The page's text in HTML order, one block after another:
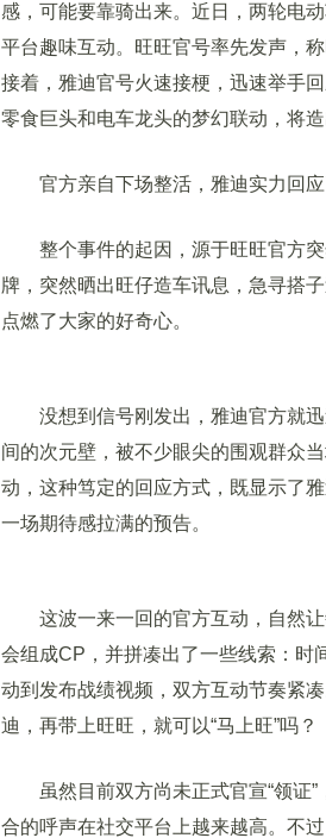
感，可能要靠骑出来。近日，两轮电
平台趣味互动。旺旺官号率先发声，
接着，雅迪官号火速接梗，迅速举手
零食巨头和电车龙头的梦幻联动，将
官方亲自下场整活，雅迪实力回应
整个事件的起因，源于旺旺官方突
牌，突然晒出旺仔造车讯息，急寻搭
点燃了大家的好奇心。
没想到信号刚发出，雅迪官方就迅
间的次元壁，被不少眼尖的围观群众
动，这种笃定的回应方式，既显示了
一场期待感拉满的预告。
这波一来一回的官方互动，自然让
会组成CP，并拼凑出了一些线索：时
动到发布战绩视频，双方互动节奏紧
迪，再带上旺旺，就可以“马上旺”吗？
虽然目前双方尚未正式官宣“领证”
合的呼声在社交平台上越来越高。不